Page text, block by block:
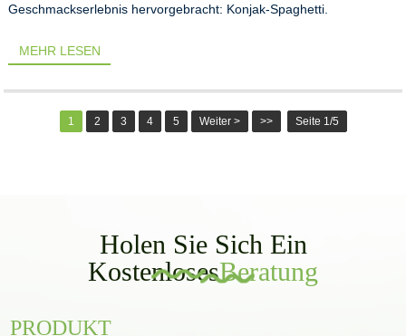
Geschmackserlebnis hervorgebracht: Konjak-Spaghetti.
MEHR LESEN
1 2 3 4 5 Weiter > >> Seite 1/5
Holen Sie Sich Ein
KostenlosesBeratung
PRODUKT